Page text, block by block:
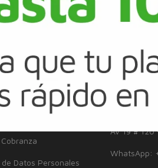
Datos Personales
LINKS
Defensor
aliados y
Av 19 # 120
WhatsApp: